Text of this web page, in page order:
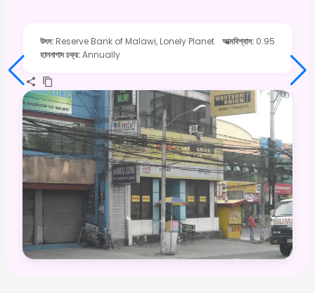
উৎস: Reserve Bank of Malawi, Lonely Planet আত্মবিশ্বাস: 0.95
হালনাগাদ চক্র:Annually